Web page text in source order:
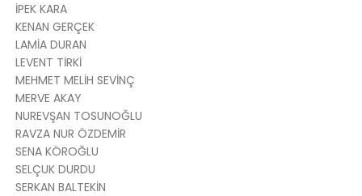
İPEK KARA
KENAN GERÇEK
LAMİA DURAN
LEVENT TİRKİ
MEHMET MELİH SEVİNÇ
MERVE AKAY
NUREVŞAN TOSUNOĞLU
RAVZA NUR ÖZDEMİR
SENA KÖROĞLU
SELÇUK DURDU
SERKAN BALTEKİN